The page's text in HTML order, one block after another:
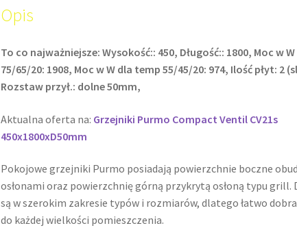
Opis
To co najważniejsze: Wysokość:: 450, Długość:: 1800, Moc w
75/65/20: 1908, Moc w W dla temp 55/45/20: 974, Ilość płyt: 2
Rozstaw przył.: dolne 50mm,
Aktualna oferta na: Grzejniki Purmo Compact Ventil CV21s
450x1800xD50mm
Pokojowe grzejniki Purmo posiadają powierzchnie boczne
osłonami oraz powierzchnię górną przykrytą osłoną typu grill.
są w szerokim zakresie typów i rozmiarów, dlatego łatwo
do każdej wielkości pomieszczenia.